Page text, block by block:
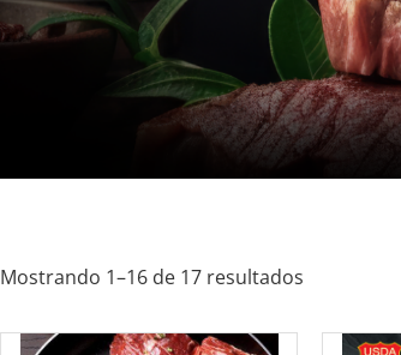
Mostrando 1–16 de 17 resultados